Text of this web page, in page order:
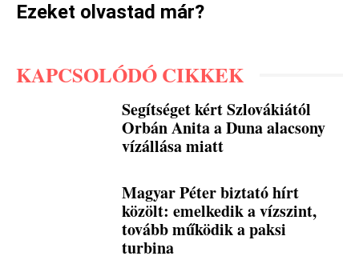
Ezeket olvastad már?
KAPCSOLÓDÓ CIKKEK
Segítséget kért Szlovákiától
Orbán Anita a Duna alacsony
vízállása miatt
Magyar Péter biztató hírt
közölt: emelkedik a vízszint,
tovább működik a paksi
turbina